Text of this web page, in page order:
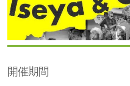
開催期間